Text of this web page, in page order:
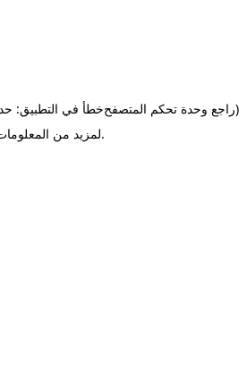
خطأ في التطبيق:(راجع وحدة تحكم المتصفح
لمزيد من.